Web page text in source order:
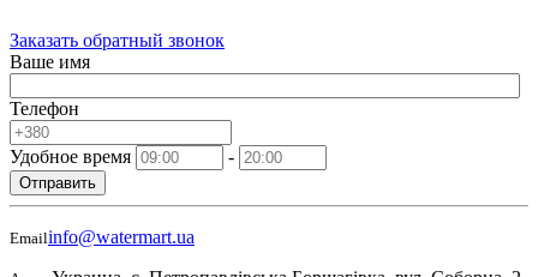
Заказать обратный звонок
Ваше имя
Телефон
Удобное время -
Отправить
Emailinfo@watermart.ua